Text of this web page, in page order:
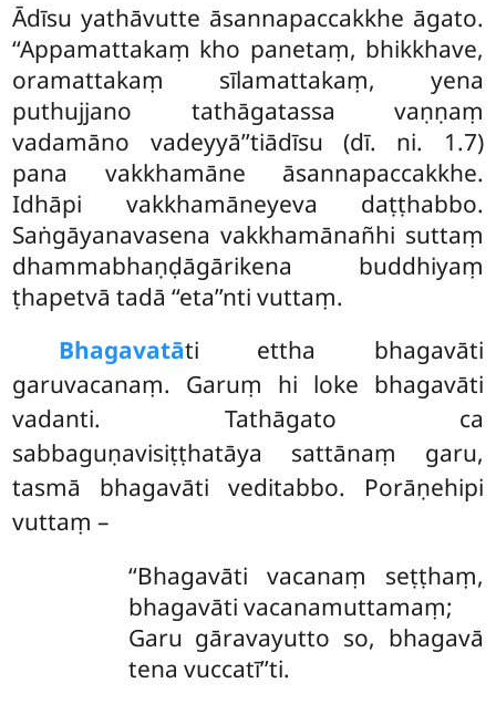
Ādīsu yathāvutte āsannapaccakkhe āgato.
‘‘Appamattakaṃ kho panetaṃ, bhikkhave,
oramattakaṃ sīlamattakaṃ, yena
puthujjano tathāgatassa vaṇṇaṃ
vadamāno vadeyyā’’tiādīsu (dī. ni. 1.7)
pana vakkhamāne āsannapaccakkhe.
Idhāpi vakkhamāneyeva daṭṭhabbo.
Saṅgāyanavasena vakkhamānañhi suttaṃ
dhammabhaṇḍāgārikena buddhiyaṃ
ṭhapetvā tadā ‘‘eta’’nti vuttaṃ.
Bhagavatāti ettha bhagavāti
garuvacanaṃ. Garuṃ hi loke bhagavāti
vadanti. Tathāgato ca
sabbaguṇavisiṭṭhatāya sattānaṃ garu,
tasmā bhagavāti veditabbo. Porāṇehipi
vuttaṃ –
‘‘Bhagavāti vacanaṃ seṭṭhaṃ,
bhagavāti vacanamuttamaṃ;
Garu gāravayutto so, bhagavā
tena vuccatī’’ti.